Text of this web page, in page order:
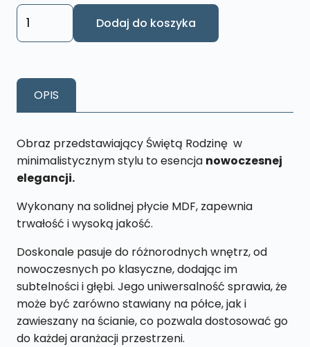
ilość
Obraz
S57
19
cm
Dodaj do koszyka
OPIS
Obraz przedstawiający Świętą Rodzinę w
minimalistycznym stylu to esencja nowoczesnej
elegancji.
Wykonany na solidnej płycie MDF, zapewnia
trwałość i wysoką jakość.
Doskonale pasuje do różnorodnych wnętrz, od
nowoczesnych po klasyczne, dodając im
subtelności i głębi. Jego uniwersalność sprawia, że
może być zarówno stawiany na półce, jak i
zawieszany na ścianie, co pozwala dostosować go
do każdej aranżacji przestrzeni.